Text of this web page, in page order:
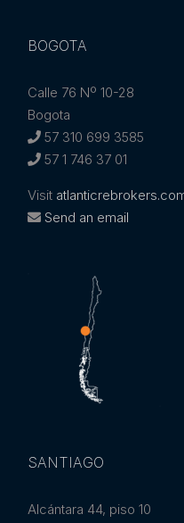
BOGOTA
Calle 76 Nº 10-28
Bogota
57 310 699 3585
57 1 746 37 01
Visit
Send an email
SANTIAGO
Alcántara 44, piso 10